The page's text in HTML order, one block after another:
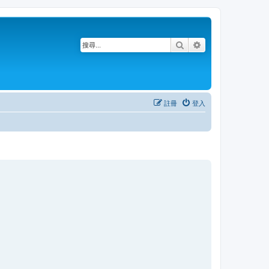
搜尋
登入
註冊